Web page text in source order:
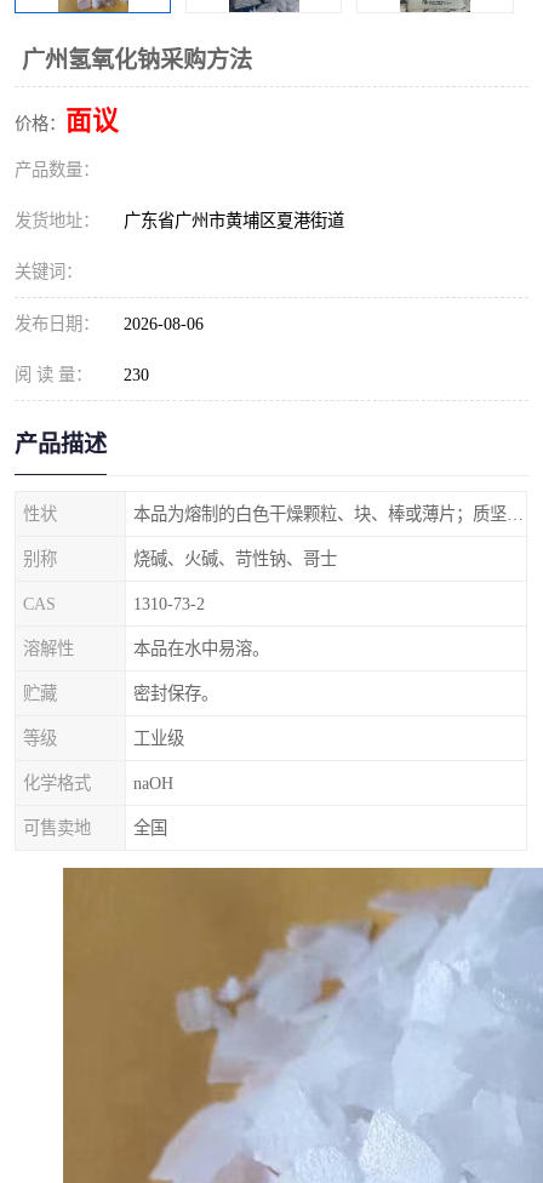
广州氢氧化钠采购方法
价格： 面议
产品数量：
发货地址： 广东省广州市黄埔区夏港街道
关键词：
发布日期： 2026-08-06
阅 读 量： 230
产品描述
性状
别称 烧碱、火碱、苛性钠、哥士
CAS 1310-73-2
溶解性 本品在水中易溶。
贮藏 密封保存。
等级 工业级
化学格式 naOH
可售卖地 全国
尿素
聚合硫酸铁
大苏打
元明粉